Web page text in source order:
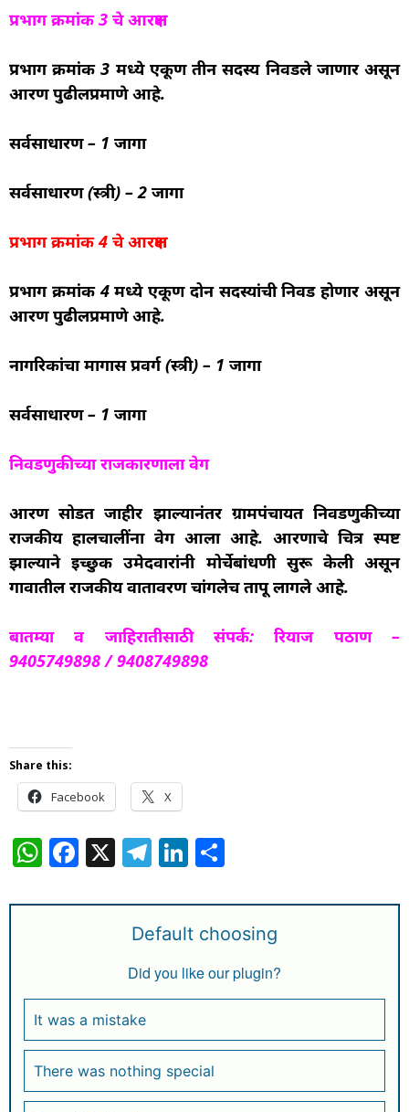
प्रभाग क्रमांक 3 चे आरक्षण
प्रभाग क्रमांक 3 मध्ये एकूण तीन सदस्य निवडले जाणार असून
आरक्षण पुढीलप्रमाणे आहे.
सर्वसाधारण – 1 जागा
सर्वसाधारण (स्त्री) – 2 जागा
प्रभाग क्रमांक 4 चे आरक्षण
प्रभाग क्रमांक 4 मध्ये एकूण दोन सदस्यांची निवड होणार असून
आरक्षण पुढीलप्रमाणे आहे.
नागरिकांचा मागास प्रवर्ग (स्त्री) – 1 जागा
सर्वसाधारण – 1 जागा
निवडणुकीच्या राजकारणाला वेग
आरक्षण सोडत जाहीर झाल्यानंतर ग्रामपंचायत निवडणुकीच्या
राजकीय हालचालींना वेग आला आहे. आरक्षणाचे चित्र स्पष्ट
झाल्याने इच्छुक उमेदवारांनी मोर्चेबांधणी सुरू केली असून
गावातील राजकीय वातावरण चांगलेच तापू लागले आहे.
बातम्या व जाहिरातीसाठी संपर्क: रियाज पठाण –
9405749898 / 9408749898
Share this:
Facebook X
W
at
p
p
F
c
o
o
k
X T
e
g
ra
m
Li
k
e
dI
n
ar
e
Default choosing
Did you like our plugin?
It was a mistake
There was nothing special